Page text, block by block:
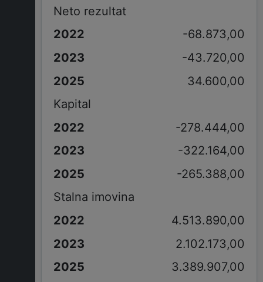
Neto rezultat
-68.873,00
-43.720,00
34.600,00
Kapital
-278.444,00
-322.164,00
-265.388,00
Stalna imovina
4.513.890,00
2.102.173,00
3.389.907,00